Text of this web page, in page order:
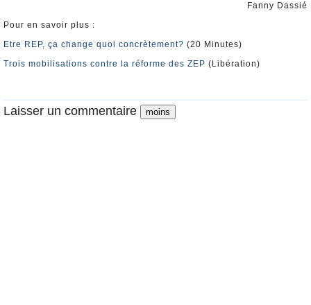
Fanny Dassié
Pour en savoir plus :
Etre REP, ça change quoi concrètement? (20 Minutes)
Trois mobilisations contre la réforme des ZEP (Libération)
Laisser un commentaire